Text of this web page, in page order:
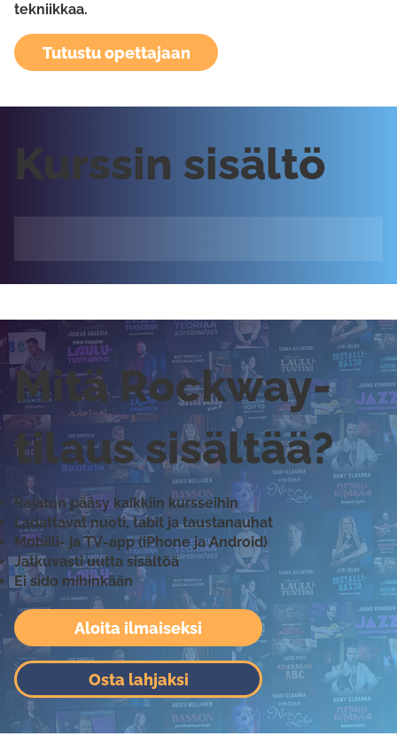
tekniikkaa.
Tutustu opettajaan
Kurssin sisältö
Aloita ilmaiseksi
Osta lahjaksi
Mitä Rockway-
tilaus sisältää?
Rajaton pääsy kaikkiin kursseihin
Ladattavat nuoti, tabit ja taustanauhat
Mobiili- ja TV-app (iPhone ja Android)
Jatkuvasti uutta sisältöä
Ei sido mihinkään